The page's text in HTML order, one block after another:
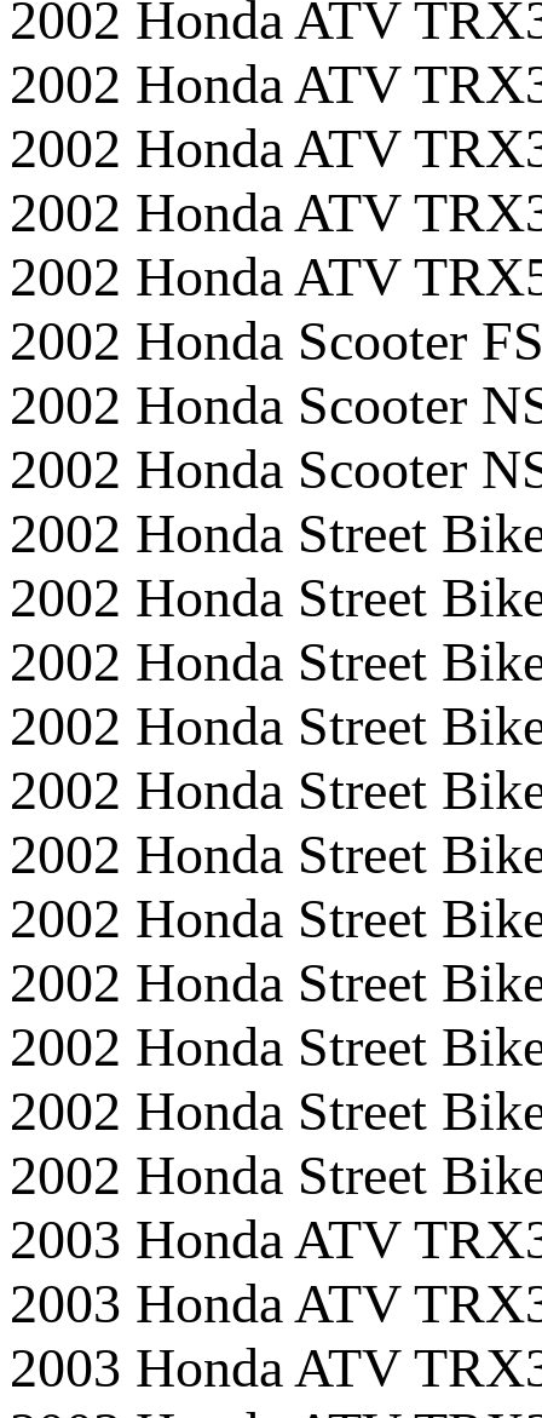
2002 Honda ATV
2002 Honda ATV
2002 Honda ATV
2002 Honda ATV
2002 Honda ATV
2002 Honda Scooter
2002 Honda Scooter
2002 Honda Scooter
2002 Honda Street
2002 Honda Street
2002 Honda Street
2002 Honda Street
2002 Honda Street
2002 Honda Street
2002 Honda Street
2002 Honda Street
2002 Honda Street
2002 Honda Street
2002 Honda Street
2003 Honda ATV
2003 Honda ATV
2003 Honda ATV